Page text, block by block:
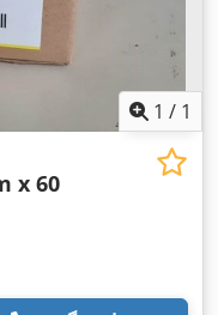
1 / 1
x 60